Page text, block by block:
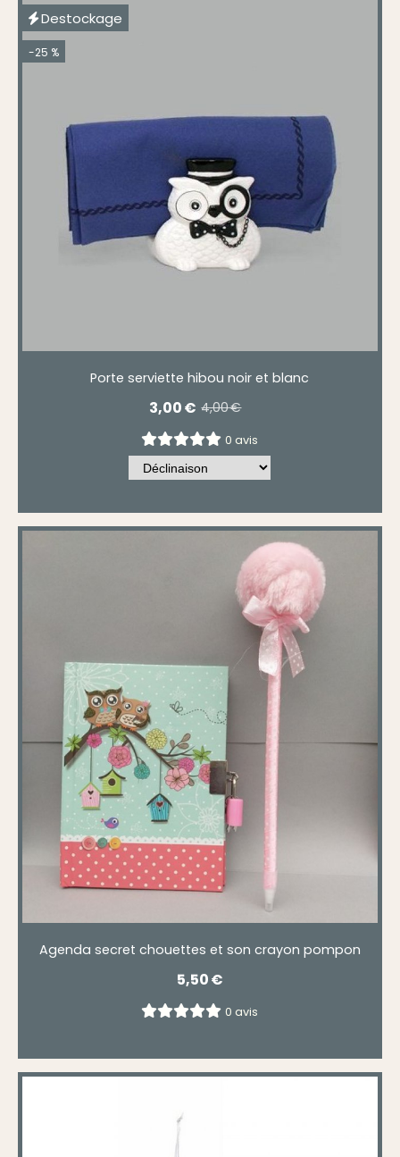
Destockage
-25 %
Porte serviette hibou noir et blanc
3,00€ 4,00€
0 avis
Agenda secret chouettes et son crayon pompon
5,50€
0 avis